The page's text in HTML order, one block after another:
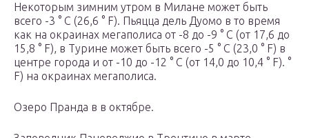
Некоторым зимним утром в Милане может быть
всего -3 ° C (26,6 ° F). Пьяцца дель Дуомо в то время
как на окраинах мегаполиса от -8 до -9 ° C (от 17,6 до
15,8 ° F), в Турине может быть всего -5 ° C (23,0 ° F) в
центре города и от -10 до -12 ° C (от 14,0 до 10,4 ° F). °
F) на окраинах мегаполиса.
Озеро Пранда в в октябре.